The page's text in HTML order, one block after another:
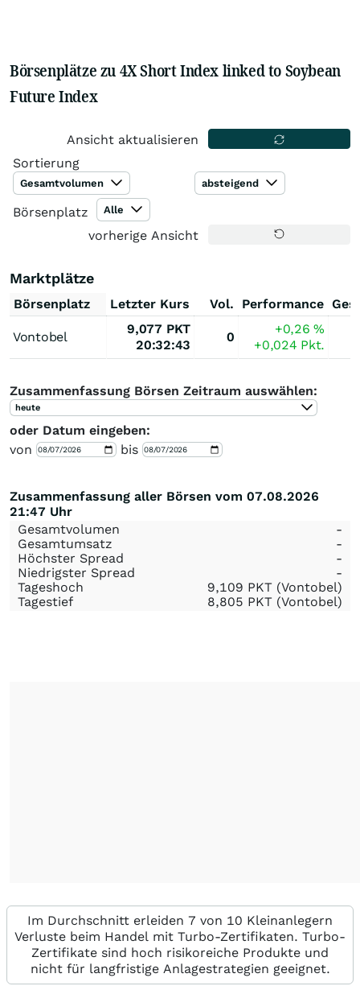
Börsenplätze zu 4X Short Index linked to Soybean
Future Index
Ansicht aktualisieren
Sortierung
Gesamtvolumen absteigend
Börsenplatz Alle
vorherige Ansicht
Marktplätze
Börsenplatz Letzter Kurs Vol. Performance
Vontobel
9,077 PKT
20:32:43
0
+0,26%
+0,024 Pkt.
Zusammenfassung Börsen Zeitraum auswählen:
heute
oder Datum eingeben:
von
bis
Zusammenfassung aller Börsen vom 07.08.2026
21:47 Uhr
Gesamtvolumen
-
Gesamtumsatz
-
Höchster Spread
-
Niedrigster Spread
-
Tageshoch
9,109 PKT (Vontobel)
Tagestief
8,805 PKT (Vontobel)
Im Durchschnitt erleiden 7 von 10 Kleinanlegern
Verluste beim Handel mit Turbo-Zertifikaten. Turbo-
Zertifikate sind hoch risikoreiche Produkte und
nicht für langfristige Anlagestrategien geeignet.